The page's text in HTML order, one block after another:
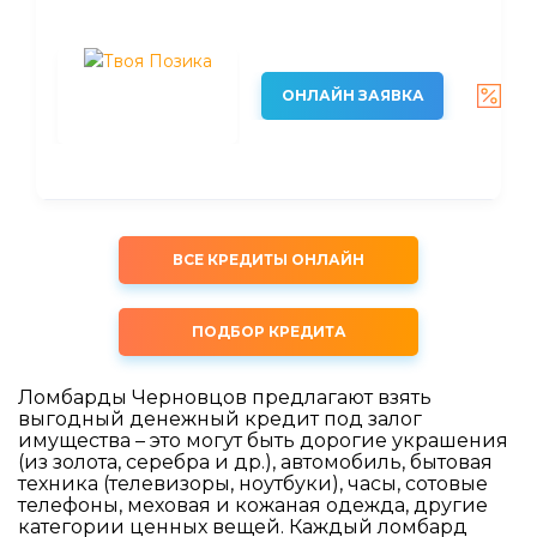
ОНЛАЙН ЗАЯВКА
ВСЕ КРЕДИТЫ ОНЛАЙН
ПОДБОР КРЕДИТА
Ломбарды Черновцов предлагают взять
выгодный денежный кредит под залог
имущества – это могут быть дорогие украшения
(из золота, серебра и др.), автомобиль, бытовая
техника (телевизоры, ноутбуки), часы, сотовые
телефоны, меховая и кожаная одежда, другие
категории ценных вещей. Каждый ломбард